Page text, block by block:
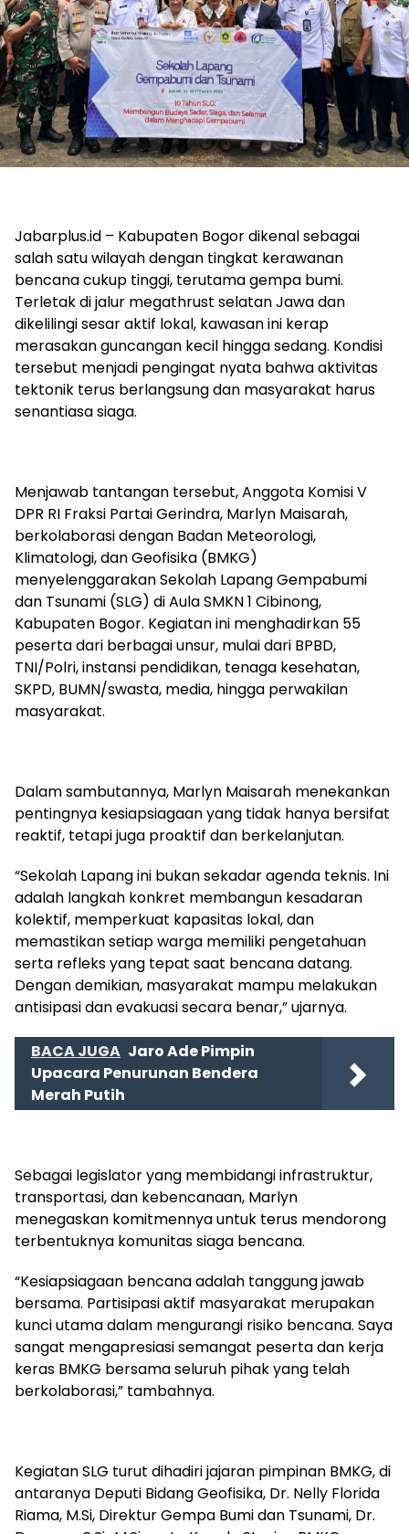
Jabarplus.id – Kabupaten Bogor dikenal sebagai
salah satu wilayah dengan tingkat kerawanan
bencana cukup tinggi, terutama gempa bumi.
Terletak di jalur megathrust selatan Jawa dan
dikelilingi sesar aktif lokal, kawasan ini kerap
merasakan guncangan kecil hingga sedang. Kondisi
tersebut menjadi pengingat nyata bahwa aktivitas
tektonik terus berlangsung dan masyarakat harus
senantiasa siaga.
Menjawab tantangan tersebut, Anggota Komisi V
DPR RI Fraksi Partai Gerindra, Marlyn Maisarah,
berkolaborasi dengan Badan Meteorologi,
Klimatologi, dan Geofisika (BMKG)
menyelenggarakan Sekolah Lapang Gempabumi
dan Tsunami (SLG) di Aula SMKN 1 Cibinong,
Kabupaten Bogor. Kegiatan ini menghadirkan 55
peserta dari berbagai unsur, mulai dari BPBD,
TNI/Polri, instansi pendidikan, tenaga kesehatan,
SKPD, BUMN/swasta, media, hingga perwakilan
masyarakat.
Dalam sambutannya, Marlyn Maisarah menekankan
pentingnya kesiapsiagaan yang tidak hanya bersifat
reaktif, tetapi juga proaktif dan berkelanjutan.
“Sekolah Lapang ini bukan sekadar agenda teknis. Ini
adalah langkah konkret membangun kesadaran
kolektif, memperkuat kapasitas lokal, dan
memastikan setiap warga memiliki pengetahuan
serta refleks yang tepat saat bencana datang.
Dengan demikian, masyarakat mampu melakukan
antisipasi dan evakuasi secara benar,” ujarnya.
BACA JUGA Jaro Ade Pimpin
Upacara Penurunan Bendera
Merah Putih
Sebagai legislator yang membidangi infrastruktur,
transportasi, dan kebencanaan, Marlyn
menegaskan komitmennya untuk terus mendorong
terbentuknya komunitas siaga bencana.
“Kesiapsiagaan bencana adalah tanggung jawab
bersama. Partisipasi aktif masyarakat merupakan
kunci utama dalam mengurangi risiko bencana. Saya
sangat mengapresiasi semangat peserta dan kerja
keras BMKG bersama seluruh pihak yang telah
berkolaborasi,” tambahnya.
Kegiatan SLG turut dihadiri jajaran pimpinan BMKG, di
antaranya Deputi Bidang Geofisika, Dr. Nelly Florida
Riama, M.Si, Direktur Gempa Bumi dan Tsunami, Dr.